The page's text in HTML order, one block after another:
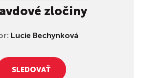
zločiny
Lucie Bechynková
SLEDOVAŤ